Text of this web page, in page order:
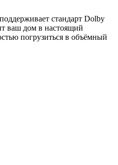
стандарт Dolby
ваш дом в настоящий
погрузиться в объёмный